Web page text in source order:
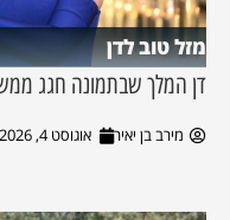
מזל טוב לדן
דן המלך שבתמונה חגג
מירב בן יאיר אוגוסט 4, 2026